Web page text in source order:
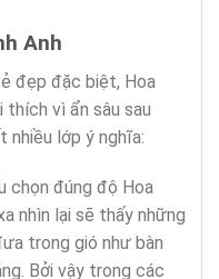
Anh
đẹp đặc biệt, Hoa
thích vì ẩn sâu sau
nhiều lớp ý nghĩa:
chọn đúng độ Hoa
nhìn lại sẽ thấy những
trong gió như bàn
Bởi vậy trong các